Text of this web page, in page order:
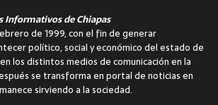
Informativos de Chiapas
de 1999, con el fin de generar
político, social y económico del estado de
los distintos medios de comunicación en la
se transforma en portal de noticias en
sirviendo a la sociedad.